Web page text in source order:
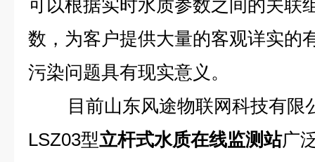
可以根据实时水质参数之间的关联
数，为客户提供大量的客观详实的
污染问题具有现实意义。
目前山东风途物联网科技有限
LSZ03型立杆式水质在线监测站广